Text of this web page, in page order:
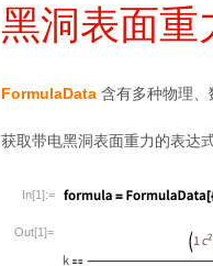
黑洞表面重
FormulaData 含有多种物理
获取带电黑洞表面重力的表达
In[1]:=
Out[1]=